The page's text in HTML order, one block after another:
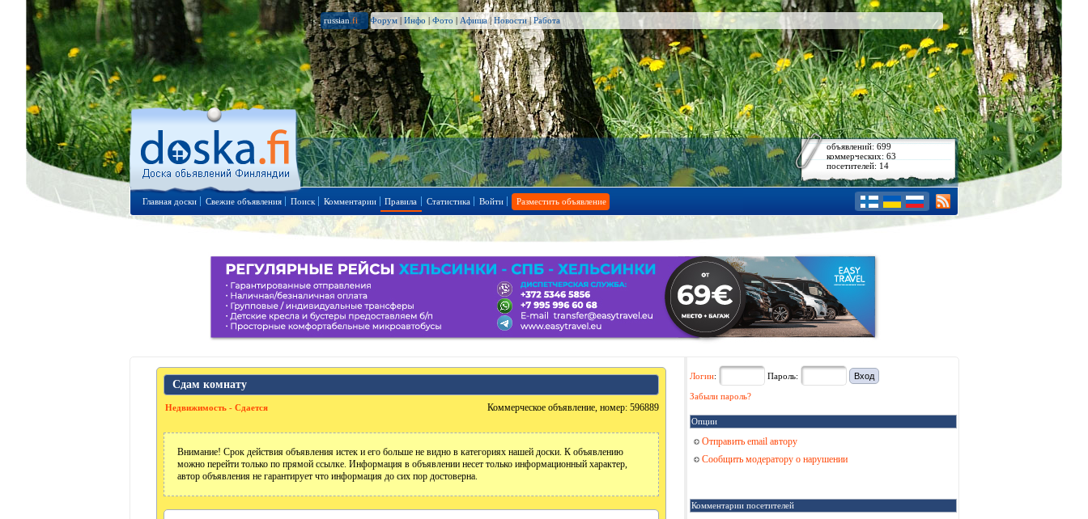
russian.fi Форум | Инфо | Фото | Афиша|Новости|Работа
объявлений: 699
коммерческих: 63
посетителей: 14
Главная доски Свежие объявления Поиск Комментарии Правила Статистика Войти Разместить объявление
Сдам комнату
Недвижимость - Сдается Коммерческое объявление, номер: 596889
Внимание! Срок действия объявления истек и его больше не видно в категориях нашей доски. К объявлению
можно перейти только по прямой ссылке. Информация в объявлении несет только информационный характер,
автор объявления не гарантирует что информация до сих пор достоверна.
Логин: Пароль:
Забыли пароль?
Опции
Отправить email автору
Сообщить модератору о нарушении
Комментарии посетителей